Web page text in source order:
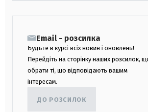
Email - розсилка
Будьте в курсі всіх новин і оновлень!
Перейдіть на сторінку наших розсилок,
обрати ті, що відповідають вашим
інтересам.
ДО РОЗСИЛОК